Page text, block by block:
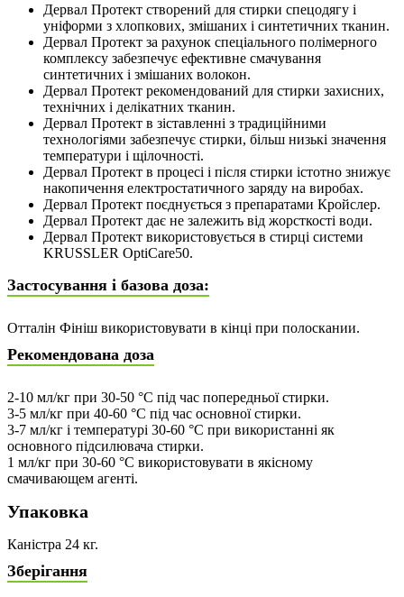
Дервал Протект створений для стирки спецодягу і
уніформи з хлопкових, змішаних і синтетичних тканин.
Дервал Протект за рахунок спеціального полімерного
комплексу забезпечує ефективне смачування
синтетичних і змішаних волокон.
Дервал Протект рекомендований для стирки захисних,
технічних і делікатних тканин.
Дервал Протект в зіставленні з традиційними
технологіями забезпечує стирки, більш низькі значення
температури і щілочності.
Дервал Протект в процесі і після стирки істотно знижує
накопичення електростатичного заряду на виробах.
Дервал Протект поєднується з препаратами Кройслер.
Дервал Протект дає не залежить від жорсткості води.
Дервал Протект використовується в стирці системи
KRUSSLER OptiCare50.
Застосування і базова доза:
Отталін Фініш використовувати в кінці при полоскании.
Рекомендована доза
2-10 мл/кг при 30-50 °С під час попередньої стирки.
3-5 мл/кг при 40-60 °С під час основної стирки.
3-7 мл/кг і температурі 30-60 °С при використанні як
основного підсилювача стирки.
1 мл/кг при 30-60 °С використовувати в якісному
смачивающем агенті.
Упаковка
Каністра 24 кг.
Зберігання